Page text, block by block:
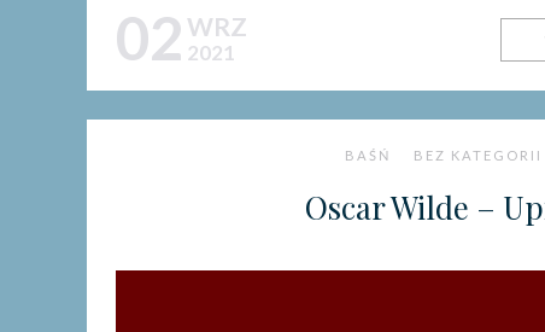
02 WRZ
2021
BAŚŃ BEZ KATEGORII
Oscar Wilde –